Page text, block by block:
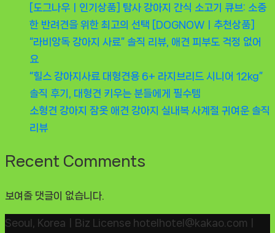
[도그나우ㅣ인기상품] 탐사 강아지 간식 소고기 큐브: 소중
한 반려견을 위한 최고의 선택 [DOGNOWㅣ추천상품]
“라비앙독 강아지 사료” 솔직 리뷰, 애견 피부도 걱정 없어
요
“힐스 강아지사료 대형견용 6+ 라지브리드 시니어 12kg”
솔직 후기, 대형견 키우는 분들에게 필수템
소형견 강아지 잠옷 애견 강아지 실내복 사계절 귀여운 솔직
리뷰
Recent Comments
보여줄 댓글이 없습니다.
Seoul, KoreaㅣBiz License hotelhotel@kakao.comㅣ